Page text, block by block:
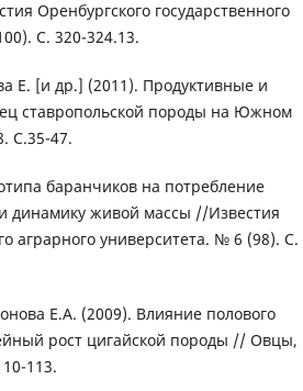
Оренбургского государственного
С. 320-324.13.
Е. [и др.] (2011). Продуктивные и
ставропольской породы на Южном
С.35-47.
баранчиков на потребление
динамику живой массы //Известия
аграрного университета. № 6 (98). С.
Е.А. (2009). Влияние полового
рост цигайской породы // Овцы,
113.